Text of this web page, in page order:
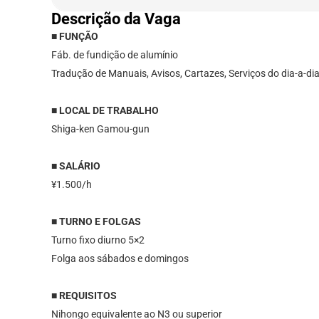
Descrição da Vaga
■ FUNÇÃO
Fáb. de fundição de alumínio
Tradução de Manuais, Avisos, Cartazes, Serviços do dia-a-dia
■ LOCAL DE TRABALHO
Shiga-ken Gamou-gun
■ SALÁRIO
¥1.500/h
■ TURNO E FOLGAS
Turno fixo diurno 5×2
Folga aos sábados e domingos
■ REQUISITOS
Nihongo equivalente ao N3 ou superior